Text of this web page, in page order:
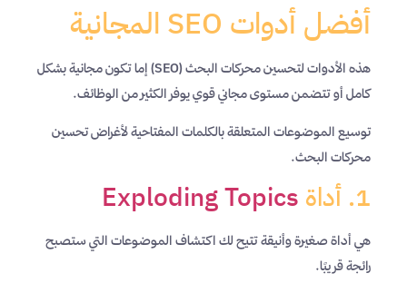
أفضل أدوات SEO المجانية
هذه الأدوات لتحسين محركات البحث (SEO) إما تكون مجانية بشكل
كامل أو تتضمن مستوى مجاني قوي يوفر الكثير من الوظائف.
توسيع الموضوعات المتعلقة بالكلمات المفتاحية لأغراض تحسين
محركات البحث.
1. أداة Exploding Topics
هي أداة صغيرة وأنيقة تتيح لك اكتشاف الموضوعات التي ستصبح
رائجة قريبًا.